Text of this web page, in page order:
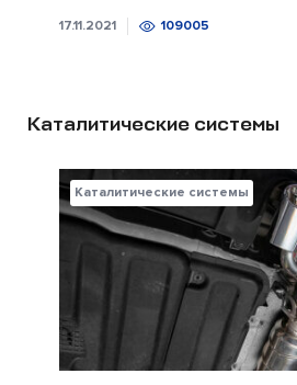
17.11.2021 109005
Каталитические системы
Каталитические системы